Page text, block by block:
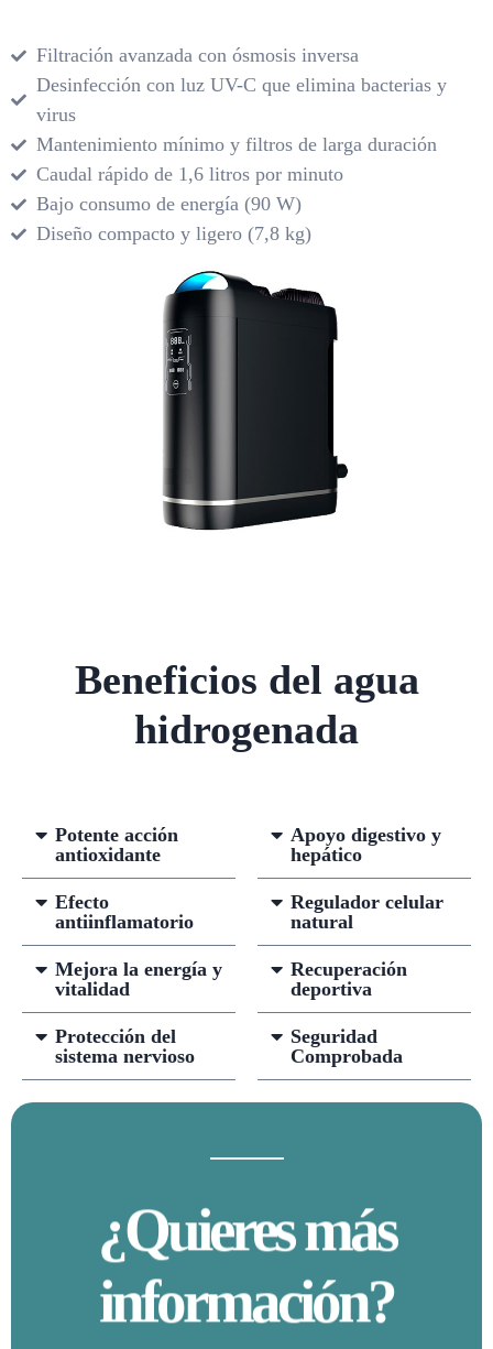
Filtración avanzada con ósmosis inversa
Desinfección con luz UV-C que elimina bacterias y
virus
Mantenimiento mínimo y filtros de larga duración
Caudal rápido de 1,6 litros por minuto
Bajo consumo de energía (90 W)
Diseño compacto y ligero (7,8 kg)
Beneficios del agua
hidrogenada
Potente acción
antioxidante
Efecto
antiinflamatorio
Mejora la energía y
vitalidad
Protección del
sistema nervioso
Apoyo digestivo y
hepático
Regulador celular
natural
Recuperación
deportiva
Seguridad
Comprobada
¿Quieres más
información?